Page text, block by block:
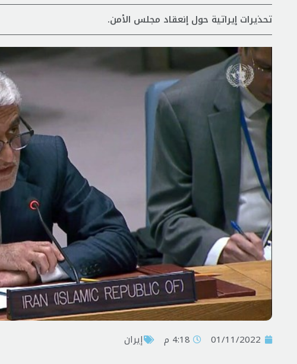
تحذيرات إيراتية حول إنعقاد مجلس الأمن.
01/11/2022 4:18 م إيران